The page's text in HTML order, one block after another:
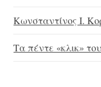
Κωνσταντίνος Ι.
Τα πέντε «κλικ»